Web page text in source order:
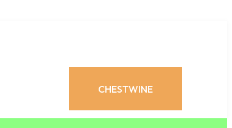
CHESTWINE